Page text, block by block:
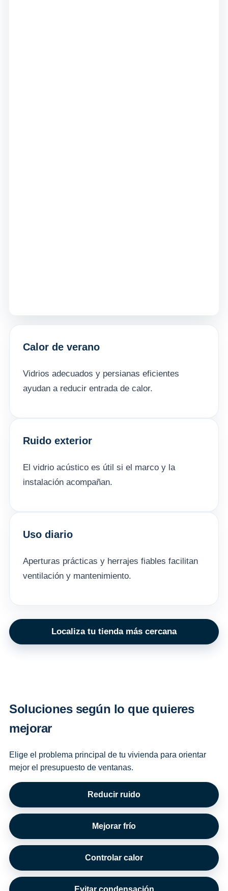
Calor de verano
Vidrios adecuados y persianas eficientes
ayudan a reducir entrada de calor.
Ruido exterior
El vidrio acústico es útil si el marco y la
instalación acompañan.
Uso diario
Aperturas prácticas y herrajes fiables facilitan
ventilación y mantenimiento.
Localiza tu tienda más cercana
Soluciones según lo que quieres
mejorar
Elige el problema principal de tu vivienda para orientar
mejor el presupuesto de ventanas.
Reducir ruido
Mejorar frío
Controlar calor
Evitar condensación